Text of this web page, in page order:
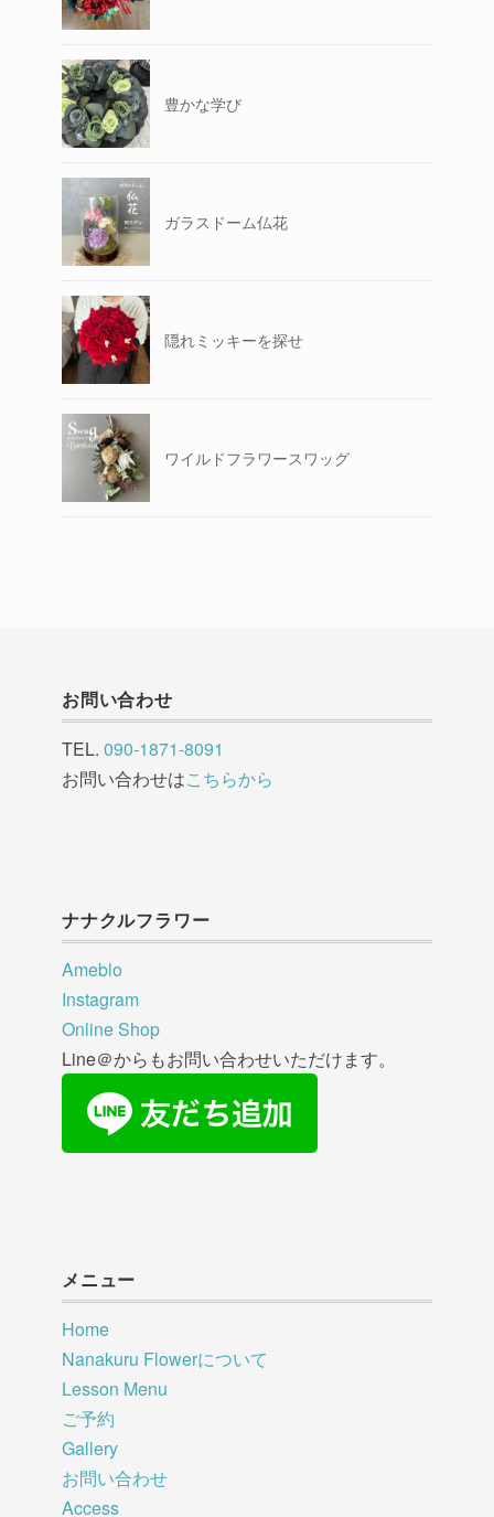
豊かな学び
ガラスドーム仏花
隠れミッキーを探せ
ワイルドフラワースワッグ
お問い合わせ
TEL. 090-1871-8091
お問い合わせはこちらから
ナナクルフラワー
Ameblo
Instagram
Online Shop
Line＠からもお問い合わせいただけます。
メニュー
Home
Nanakuru Flowerについて
Lesson Menu
ご予約
Gallery
お問い合わせ
Access